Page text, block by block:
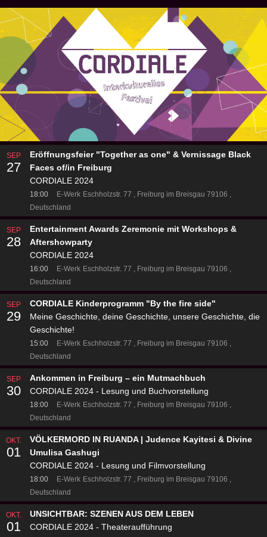
SEP
27
Eröffnungsfeier "Together as one" & Vernissage Black
Faces of/in Freiburg
CORDIALE 2024
18:00 E-Werk Eschholzstr. 77
Freiburg im Breisgau 79106
Deutschland
SEP
28
Entertainment Awards Zeremonie mit Workshops &
Aftershowparty
CORDIALE 2024
16:00 E-Werk Eschholzstr. 77
Freiburg im Breisgau 79106
Deutschland
SEP
29
CORDIALE Kinderprogramm "By the fire side"
Meine Geschichte, deine Geschichte, unsere Geschichte, die
Geschichte!
15:00 E-Werk Eschholzstr. 77
Freiburg im Breisgau 79106
Deutschland
SEP
30
Ankommen in Freiburg – ein Mutmachbuch
CORDIALE 2024 - Lesung und Buchvorstellung
18:00 E-Werk Eschholzstr. 77
Freiburg im Breisgau 79106
Deutschland
OKT.
01
VÖLKERMORD IN RUANDA | Judence Kayitesi & Divine
Umulisa Gashugi
CORDIALE 2024 - Lesung und Filmvorstellung
18:00 E-Werk Eschholzstr. 77
Freiburg im Breisgau 79106
Deutschland
OKT.
01
UNSICHTBAR: SZENEN AUS DEM LEBEN
CORDIALE 2024 - Theateraufführung